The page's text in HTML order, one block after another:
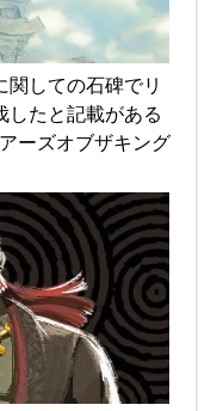
関しての石碑でリ
したと記載がある
ーズオブザキング